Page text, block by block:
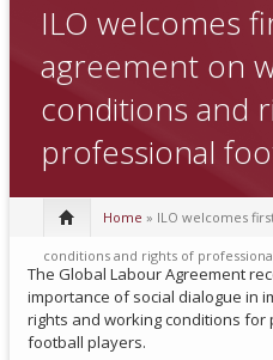
ILO welcomes
agreement on
conditions and
professional
Home » ILO welcomes
conditions and rights of
The Global Labour Agreement
importance of social dialogue in
rights and working conditions
football players.